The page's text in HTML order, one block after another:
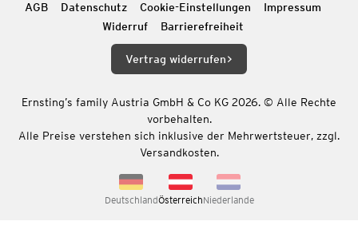
AGB Datenschutz Cookie-Einstellungen
Impressum
Widerruf
Barrierefreiheit
Vertrag widerrufen
Ernsting’s family Austria GmbH & Co KG 2026. © Alle Rechte
vorbehalten.
Alle Preise verstehen sich inklusive der Mehrwertsteuer, zzgl.
Versandkosten.
DeutschlandÖsterreichNiederlande